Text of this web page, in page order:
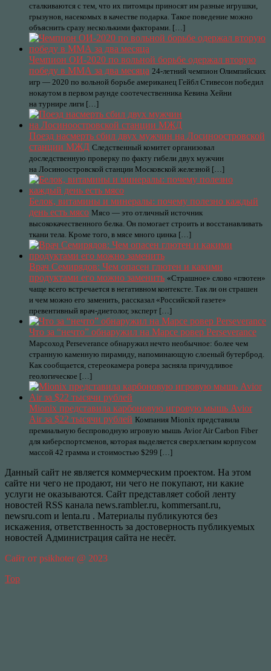
сталкиваются с тем, что их питомцы приносят им разные игрушки,
грызунов, насекомых в качестве подарка. Такое поведение можно
объяснить сразу несколькими факторами. […]
Чемпион ОИ-2020 по вольной борьбе одержал вторую
победу в ММА за два месяца 24-летний чемпион Олимпийских
игр — 2020 по вольной борьбе американец Гейбл Стивесон победил
нокаутом в первом раунде соотечественника Кевина Хейни
на турнире лиги […]
Поезд насмерть сбил двух мужчин на Лосиноостровской
станции МЖД Следственный комитет организовал
доследственную проверку по факту гибели двух мужчин
на Лосиноостровской станции Московской железной […]
Белок, витамины и минералы: почему полезно каждый
день есть мясо Мясо — это отличный источник
высококачественного белка. Он помогает строить и восстанавливать
ткани тела. Кроме того, в мясе много цинка […]
Врач Семирядов: Чем опасен глютен и какими
продуктами его можно заменить «Страшное» слово «глютен»
чаще всего встречается в негативном контексте. Так ли он страшен
и чем можно его заменить, рассказал «Российской газете»
превентивный врач-диетолог, эксперт […]
Что за “нечто” обнаружил на Марсе ровер Perseverance
Марсоход Perseverance обнаружил нечто необычное: более чем
странную каменную пирамиду, напоминающую слоеный бутерброд.
Как сообщается, стереокамера ровера засняла причудливое
геологическое […]
Mionix представила карбоновую игровую мышь Avior
Air за $22 тысячи рублей Компания Mionix представила
премиальную беспроводную игровую мышь Avior Air Carbon Fiber
для киберспортсменов, которая выделяется сверхлегким корпусом
массой 42 грамма и стоимостью $299 […]
Данный сайт не является коммерческим проектом. На этом
сайте ни чего не продают, ни чего не покупают, ни какие
услуги не оказываются. Сайт представляет собой ленту
новостей RSS канала news.rambler.ru, kommersant.ru,
newsru.com и lenta.ru . Материалы публикуются без
искажения, ответственность за достоверность публикуемых
новостей Администрация сайта не несёт.
Сайт от psikhoter @ 2023
Top